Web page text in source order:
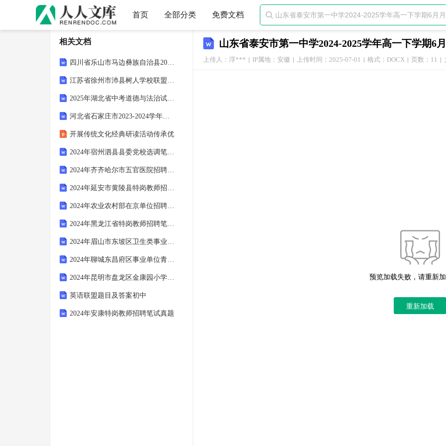
首页 全部分类 免费文档 
山东省泰安市第一中学2024-2025学年高一下学期6
上传人：浮*** IP属地：安徽 上传时间：2025-07-01 格式：DOCX 页数：11
预览加载失败，请重新
重新加载
相关文档
四川省乐山市马边彝族自治县2024-2025学年五年级下学期6月期末语文试题（有答案）
江苏省徐州市沛县树人学校联盟学区2024-2025学年七年级下学期6月期末语文试题（含答案）
2025年湖北省中考道德与法治试卷（含答案）
河北省石家庄市2023-2024学年高一下学期期末考试生物试题
开展传统文化经典研读活动传承优
2024年宿州泗县县委党校选调笔试真题
2024年齐齐哈尔市五官医院招聘笔试真题
2024年延安市黄陵县特岗教师招聘考试真题
2024年农业农村部在京单位招聘考试真题
2024年黑龙江省特岗教师招聘笔试真题
2024年眉山市东坡区卫生类事业单位招聘专业技术人才考试真题
2024年聊城东昌府区事业单位青年人才引进考试真题
2024年昆明市盘龙区金康园小学教育集团聘用制教师招聘考试真题
英语联盟题目及答案初中
2024年安康特岗教师招聘笔试真题